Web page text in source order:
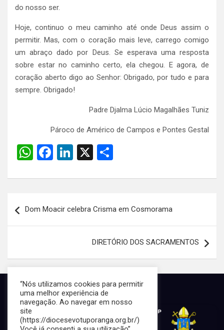
do nosso ser.
Hoje, continuo o meu caminho até onde Deus assim o
permitir. Mas, com o coração mais leve, carrego comigo
um abraço dado por Deus. Se esperava uma resposta
sobre estar no caminho certo, ela chegou. E agora, de
coração aberto digo ao Senhor: Obrigado, por tudo e para
sempre. Obrigado!
Padre Djalma Lúcio Magalhães Tuniz
Pároco de Américo de Campos e Pontes Gestal
W
at
A
p
F
ce
o
o
Li
ke
n
X
ar
de
Dom Moacir celebra Crisma em Cosmorama
DIRETÓRIO DOS SACRAMENTOS
“Nós utilizamos cookies para permitir
uma melhor experiência de
navegação. Ao navegar em nosso
site
(https://diocesevotuporanga.org.br/)